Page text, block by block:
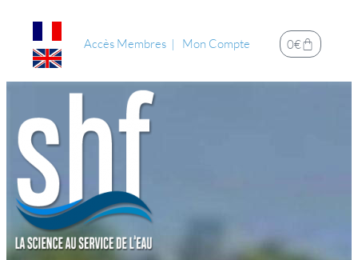
Accès Membres Mon Compte 0€